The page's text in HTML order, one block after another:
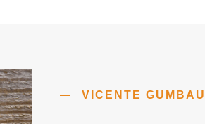
VICENTE GUMBAU